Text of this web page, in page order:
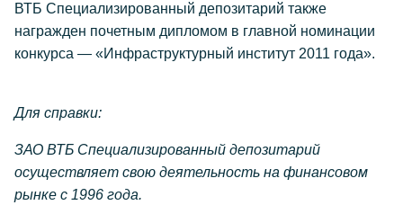
ВТБ Специализированный депозитарий также
награжден почетным дипломом в главной номинации
конкурса — «Инфраструктурный институт 2011 года».
Для справки:
ЗАО ВТБ Специализированный депозитарий
осуществляет свою деятельность на финансовом
рынке с 1996 года.